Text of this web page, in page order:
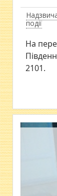
події
На
2101.